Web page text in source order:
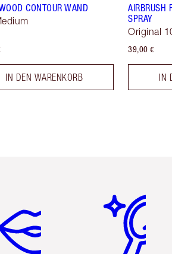
CONTOUR WAND
IN DEN WARENKORB
AIRBRUSH
SPRAY
Original
39,00 €
IN